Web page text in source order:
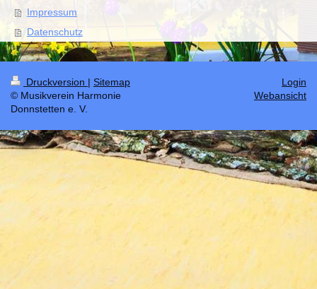
Impressum
Datenschutz
Druckversion | Sitemap
© Musikverein Harmonie
Donnstetten e. V.
Login
Webansicht